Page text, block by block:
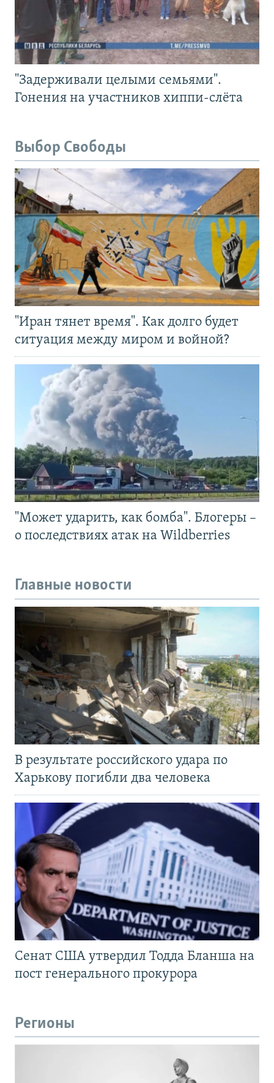
"Задерживали целыми семьями".
Гонения на участников хиппи-слёта
Выбор Свободы
"Иран тянет время". Как долго будет
ситуация между миром и войной?
"Может ударить, как бомба". Блогеры –
о последствиях атак на Wildberries
Главные новости
В результате российского удара по
Харькову погибли два человека
Сенат США утвердил Тодда Бланша на
пост генерального прокурора
Регионы